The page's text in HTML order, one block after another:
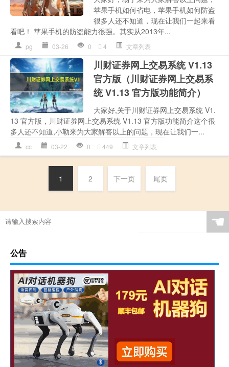
苹果手机如何省电，苹果手机如何防盗
很多人还不知道，现在让我们一起来看
看吧！ 苹果手机的防盗能力很强。其实从2013年...
pg 03-26 0 4 文章列表
川财证券网上交易系统 V1.13
官方版（川财证券网上交易系
统 V1.13 官方版功能简介）
大家好,关于川财证券网上交易系统 V1.
13 官方版，川财证券网上交易系统 V1.13 官方版功能简介这个很
多人还不知道,小勒来为大家解答以上的问题，现在让我们一...
cc 03-22 0 449 文章列表
1 2 下一页 尾页
☚
公告